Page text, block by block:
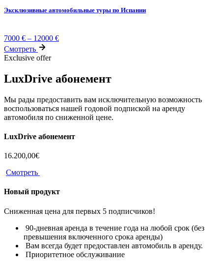
Эксклюзивные автомобильные туры по Испании
7000 € – 12000 €
Смотреть
Exclusive offer
LuxDrive абонемент
Мы рады предоставить вам исключительную возможность
воспользоваться нашей годовой подпиской на аренду
автомобиля по сниженной цене.
LuxDrive абонемент
16.200,00€
Смотреть
Новый продукт
Сниженная цена для первых 5 подписчиков!
90-дневная аренда в течение года на любой срок (без
превышения включенного срока аренды)
Вам всегда будет предоставлен автомобиль в аренду.
Приоритетное обслуживание